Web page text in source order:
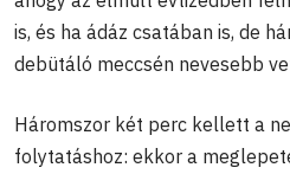
is, és ha ádáz csatában is, de
debütáló meccsén nevesebb
Háromszor két perc kellett a
folytatáshoz: ekkor a